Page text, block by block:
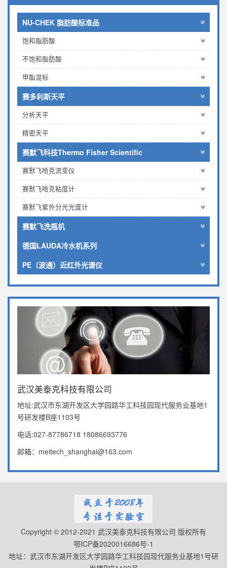
NU-CHEK 脂肪酸标准品
饱和脂肪酸
不饱和脂肪酸
甲酯混标
赛多利斯天平
分析天平
精密天平
赛默飞科技Thermo Fisher Scientific
赛默飞哈克流变仪
赛默飞哈克粘度计
赛默飞紫外分光光度计
赛默飞洗瓶机
德国LAUDA冷水机系列
PE（波通）近红外光谱仪
武汉美泰克科技有限公司
地址:武汉市东湖开发区大学园路华工科技园现代服务业基地1
号研发楼B座1103号
电话:027-87786718 18086693776
邮箱：meitech_shanghai@163.com
Copyright © 2012-2021 武汉美泰克科技有限公司 版权所有
鄂ICP备2020016686号-1
地址：武汉市东湖开发区大学园路华工科技园现代服务业基地1号研